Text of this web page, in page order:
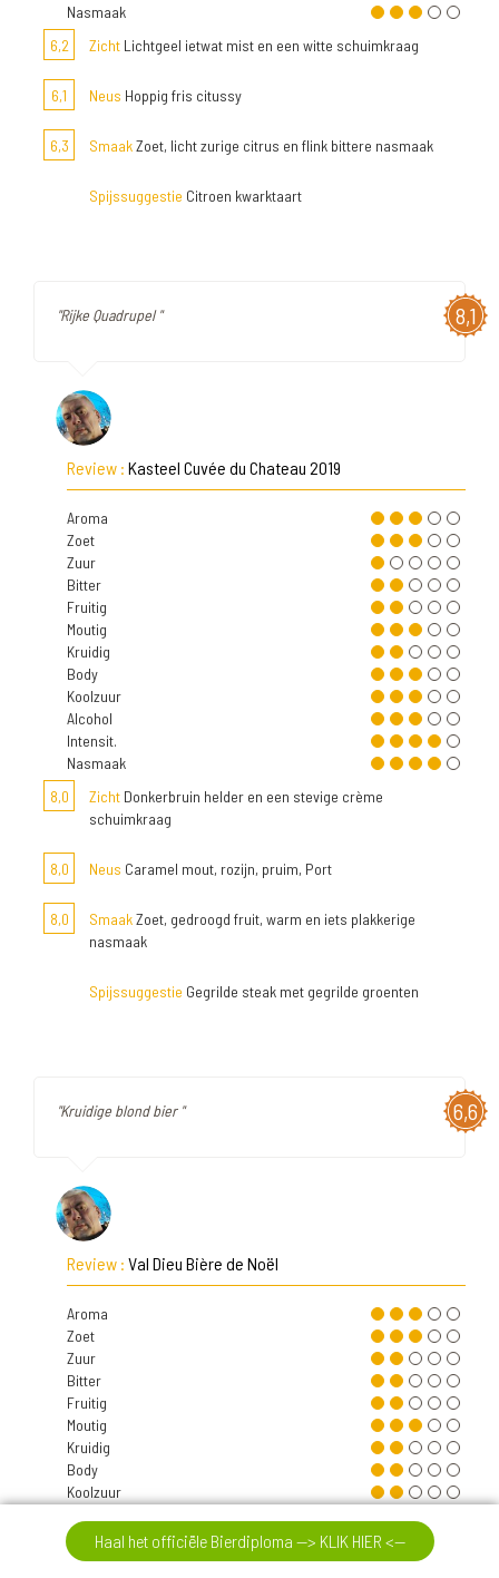
Nasmaak
6,2
Zicht Lichtgeel ietwat mist en een witte schuimkraag
6,1 Neus Hoppig fris citussy
6,3 SmaakZoet, licht zurige citrus en flink bittere nasmaak
Spijssuggestie Citroen kwarktaart
8,1
"Rijke Quadrupel "
Review : Kasteel Cuvée du Chateau 2019
Aroma
Zoet
Zuur
Bitter
Fruitig
Moutig
Kruidig
Body
Koolzuur
Alcohol
Intensit.
Nasmaak
8,0
Zicht Donkerbruin helder en een stevige crème
schuimkraag
8,0 Neus Caramel mout, rozijn, pruim, Port
8,0 SmaakZoet, gedroogd fruit, warm en iets plakkerige
nasmaak
Spijssuggestie Gegrilde steak met gegrilde groenten
6,6
"Kruidige blond bier "
Review : Val Dieu Bière de Noël
Aroma
Zoet
Zuur
Bitter
Fruitig
Moutig
Kruidig
Body
Koolzuur
Intensit.
Nasmaak
Haal het officiële Bierdiploma --> KLIK HIER <--